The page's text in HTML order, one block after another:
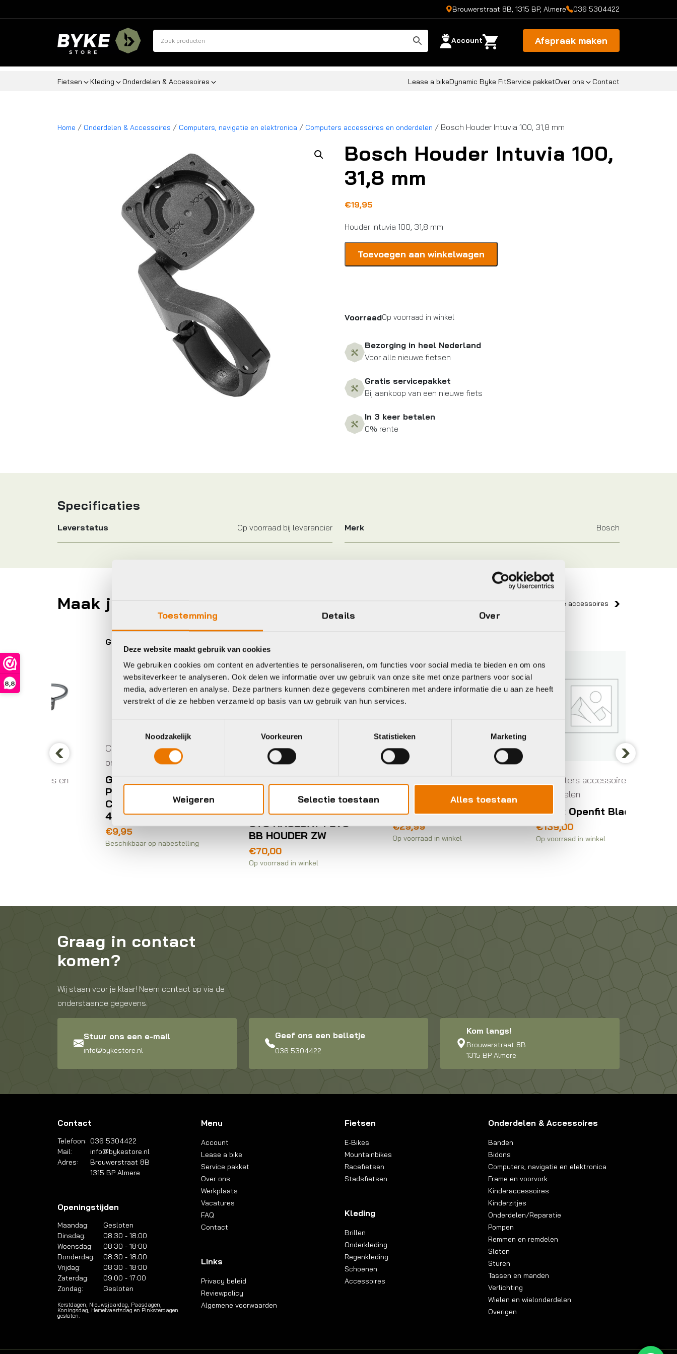
Toestemming Details Over
Deze website maakt gebruik van cookies
We gebruiken cookies om content en advertenties te personaliseren, om functies voor social media te bieden en om ons
websiteverkeer te analyseren. Ook delen we informatie over uw gebruik van onze site met onze partners voor social
media, adverteren en analyse. Deze partners kunnen deze gegevens combineren met andere informatie die u aan ze heeft
verstrekt of die ze hebben verzameld op basis van uw gebruik van hun services.
Noodzakelijk
Voorkeuren Statistieken Marketing
Weigeren Selectie toestaan Alles toestaan
8,8
Brouwerstraat 8B, 1315 BP, Almere 036 5304422
Account Afspraak maken
Fietsen Kleding Onderdelen & Accessoires Lease a bikeDynamic Byke FitService pakketOver ons Contact
Home / Onderdelen & Accessoires / Computers, navigatie en elektronica / Computers accessoires en onderdelen / Bosch Houder Intuvia 100, 31,8 mm
Bosch Houder Intuvia 100,
31,8 mm
€19,95
Houder Intuvia 100, 31,8 mm
Houder
aantal
Toevoegen aan winkelwagen
VoorraadOp voorraad in winkel
Bezorging in heel Nederland
Voor alle nieuwe fietsen
Gratis servicepakket
Bij aankoop van een nieuwe fiets
In 3 keer betalen
0% rente
Specificaties
Leverstatus Op voorraad bij leverancier Merk Bosch
Maak je fiets compleet Bekijk alle accessoires
Previous
Computers accessoires en
onderdelen
Giant MINI GOPRO
PLASTIC MOUNT
COMPATIBLE WITH
41000009
Beschikbaar op nabestelling
Computers accessoires en
Closethegap COMPD
CTG RACEDAY4 EVO
BB HOUDER ZW
Op voorraad in winkel
Computers accessoires en
Sp Connect TELED SP
UNIVERSAL CLAMP
MAX SPC+
€29,99
Op voorraad in winkel
Computers accessoires en
Shokz Openfit Black
€139,00
Op voorraad in winkel
Next
Graag in contact
komen?
Wij staan voor je klaar! Neem contact op via de
onderstaande gegevens.
Stuur ons een e-mail
info@bykestore.nl
Geef ons een belletje
036 5304422
Kom langs!
Brouwerstraat 8B
1315 BP Almere
Contact
Telefoon: 036 5304422
Mail:
info@bykestore.nl
Adres:
Brouwerstraat 8B
1315 BP Almere
Openingstijden
Maandag:
Gesloten
Dinsdag:
08:30 - 18:00
Woensdag:
08:30 - 18:00
Donderdag:
08:30 - 18:00
Vrijdag:
08:30 - 18:00
Zaterdag:
09:00 - 17:00
Zondag:
Gesloten
Kerstdagen, Nieuwsjaardag, Paasdagen,
Koningsdag, Hemelvaartsdag en Pinksterdagen
gesloten.
Menu
Account
Lease a bike
Service pakket
Over ons
Werkplaats
Vacatures
FAQ
Contact
Links
Privacy beleid
Reviewpolicy
Algemene voorwaarden
Fietsen
E-Bikes
Mountainbikes
Racefietsen
Stadsfietsen
Kleding
Brillen
Onderkleding
Regenkleding
Schoenen
Accessoires
Onderdelen & Accessoires
Banden
Bidons
Computers, navigatie en elektronica
Frame en voorvork
Kinderaccessoires
Kinderzitjes
Onderdelen/Reparatie
Pompen
Remmen en remdelen
Sloten
Sturen
Tassen en manden
Verlichting
Wielen en wielonderdelen
Overigen